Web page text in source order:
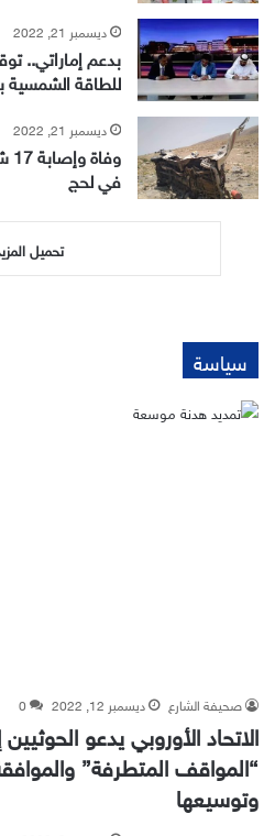
ديسمبر 21, 2022
بدعم إماراتي..
للطاقة الشمسية بقدرة
ديسمبر 21, 2022
في لحج
تحميل
سياسة
صحيفة الشارع ديسمبر 12, 2022 0
الاتحاد الأوروبي يدعو
“المواقف المتطرفة”
وتوسيعها